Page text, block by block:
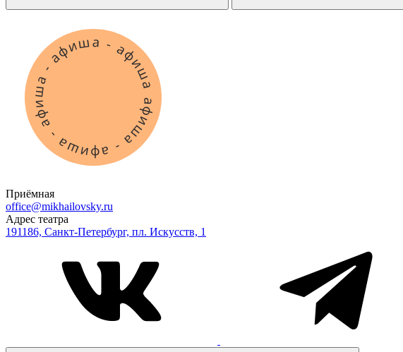
Приёмная
office@mikhailovsky.ru
Адрес театра
191186, Санкт-Петербург, пл. Искусств, 1